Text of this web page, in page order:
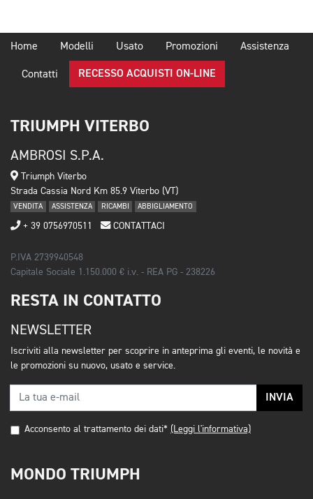
Home Modelli Usato Promozioni Assistenza
Contatti RECESSO ACQUISTI ON-LINE
TRIUMPH VITERBO
AMBROSI S.P.A.
Triumph Viterbo
Strada Cassia Nord Km 85.9 Viterbo (VT)
VENDITA ASSISTENZA RICAMBI ABBIGLIAMENTO
+ 39 0756970511 CONTATTACI
P.IVA 2739940548
Capitale Sociale 1.150.000 € i.v. - REA PG - 238226
RESTA IN CONTATTO
NEWSLETTER
Iscriviti alla newsletter per scoprire in anteprima gli eventi, le novità e
le promozioni su nuovo, usato e service.
INVIA
Acconsento al trattamento dei dati* (Leggi l'informativa)
MONDO TRIUMPH